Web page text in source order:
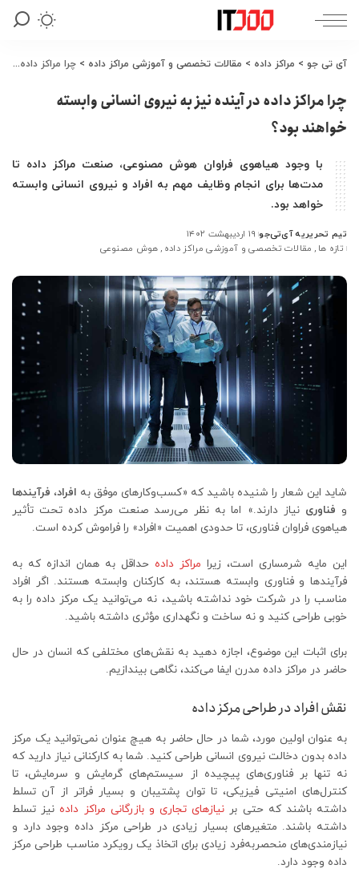
آی تی جو > مراکز داده > مقالات تخصصی و آموزشی مراکز داده > چرا مراکز داده در آینده نیز به نیروی انسانی وابسته خواهند بود؟
چرا مراکز داده در آینده نیز به نیروی انسانی وابسته
خواهند بود؟
با وجود هیاهوی فراوان هوش مصنوعی، صنعت مراکز داده تا
مدت‌ها برای انجام وظایف مهم به افراد و نیروی انسانی وابسته
خواهد بود.
ارسال
شده
تیم تحریریه آی‌تی‌جو ۱۹ اردیبهشت ۱۴۰۲
تازه ها
مقالات تخصصی و آموزشی مراکز داده هوش مصنوعی
شاید این شعار را شنیده باشید که «کسب‌‌و‌کارهای موفق به افراد، فرآیندها
و فناوری نیاز دارند.» اما به نظر می‌رسد صنعت مرکز داده تحت تأثیر
هیاهوی فراوان فناوری، تا حدودی اهمیت «افراد» را فراموش کرده است.
این مایه شرمساری است، زیرا مراکز داده حداقل به همان اندازه که به
فرآیندها و فناوری وابسته هستند، به کارکنان وابسته هستند. اگر افراد
مناسب را در شرکت خود نداشته باشید، نه می‌توانید یک مرکز داده را به
خوبی طراحی کنید و نه ساخت و نگهداری مؤثری داشته باشید.
برای اثبات این موضوع، اجازه دهید به نقش‌های مختلفی که انسان در حال
حاضر در مراکز داده مدرن ایفا می‌کند، نگاهی بیندازیم.
نقش افراد در طراحی مرکز داده
به عنوان اولین مورد، شما در حال حاضر به هیچ عنوان نمی‌توانید یک مرکز
داده بدون دخالت نیروی انسانی طراحی کنید. شما به کارکنانی نیاز دارید که
نه تنها بر فناوری‌های پیچیده از سیستم‌های گرمایش و سرمایش، تا
کنترل‌های امنیتی فیزیکی، تا توان پشتیبان و بسیار فراتر از آن تسلط
داشته باشند که حتی بر نیازهای تجاری و بازرگانی مراکز داده نیز تسلط
داشته باشند. متغیرهای بسیار زیادی در طراحی مرکز داده وجود دارد و
نیازمندی‌های منحصربه‌فرد زیادی برای اتخاذ یک رویکرد مناسب طراحی مرکز
داده وجود دارد.